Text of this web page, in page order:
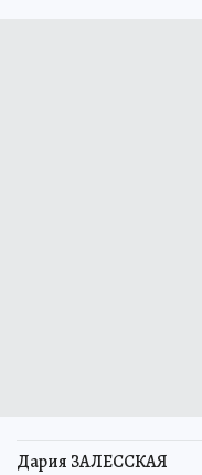
Дария ЗАЛЕССКАЯ